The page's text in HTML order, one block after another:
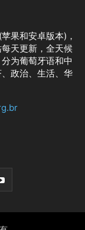
果和安卓版本)，
天更新，全天候
为葡萄牙语和中
政治、生活、华